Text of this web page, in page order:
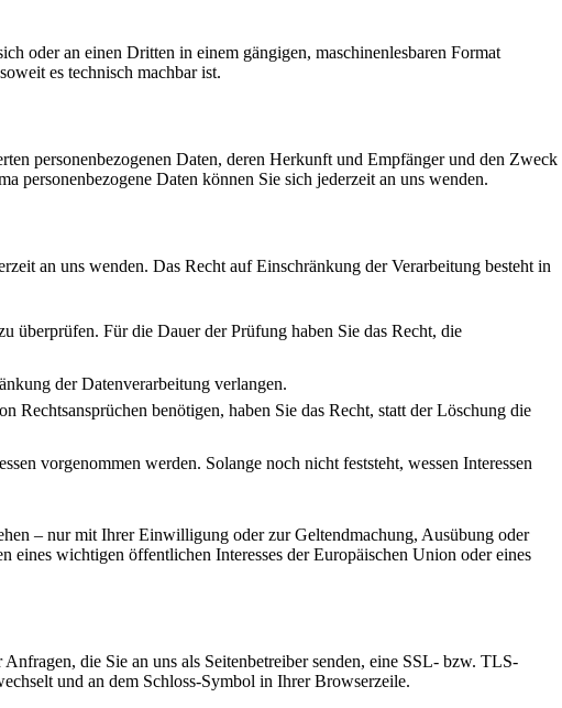
oder an einen Dritten in einem gängigen, maschinenlesbaren Format
es technisch machbar ist.
personenbezogenen Daten, deren Herkunft und Empfänger und den Zweck
personenbezogene Daten können Sie sich jederzeit an uns wenden.
an uns wenden. Das Recht auf Einschränkung der Verarbeitung besteht in
überprüfen. Für die Dauer der Prüfung haben Sie das Recht, die
der Datenverarbeitung verlangen.
benötigen, haben Sie das Recht, statt der Löschung die
vorgenommen werden. Solange noch nicht feststeht, wessen Interessen
– nur mit Ihrer Einwilligung oder zur Geltendmachung, Ausübung oder
eines wichtigen öffentlichen Interesses der Europäischen Union oder eines
die Sie an uns als Seitenbetreiber senden, eine SSL- bzw. TLS-
und an dem Schloss-Symbol in Ihrer Browserzeile.